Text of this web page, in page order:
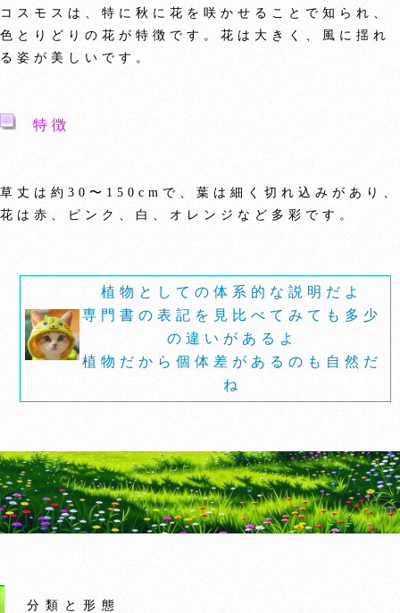
コスモスは、特に秋に花を咲かせることで知られ、
色とりどりの花が特徴です。花は大きく、風に揺れ
る姿が美しいです。
特徴
草丈は約30〜150cmで、葉は細く切れ込みがあり、
花は赤、ピンク、白、オレンジなど多彩です。
植物としての体系的な説明だよ
専門書の表記を見比べてみても多少
の違いがあるよ
植物だから個体差があるのも自然だ
ね
分類と形態